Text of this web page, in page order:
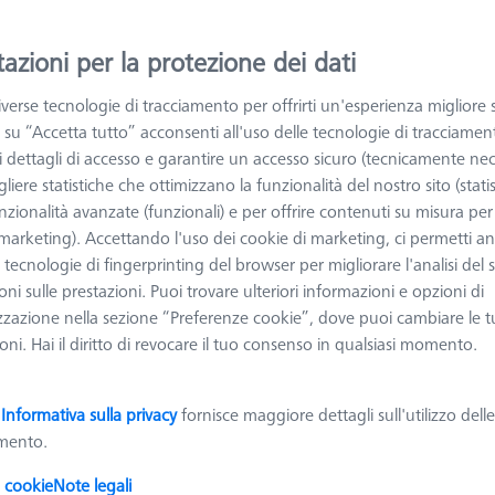
Ordinare
Kit STARTER sistema bloccaggio
OmniFix, 50 mm, 13 pezzi
626170-0011-128
Tipologia di prodotto Settare Materiale
Alluminio
Applicazione
Montare
regolabile
per la protezione dei dati
tecnologie di tracciamento per offrirti un'esperienza migliore
su “Accetta tutto” acconsenti all'uso delle tecnologie di
dettagli di accesso e garantire un accesso sicuro (tecnicamente
statistiche che ottimizzano la funzionalità del nostro sito
avanzate (funzionali) e per offrire contenuti su misura
Accettando l'uso dei cookie di marketing, ci permetti
tecnologie di fingerprinting del browser per migliorare l'analisi del
sulle prestazioni. Puoi trovare ulteriori informazioni e opzioni di
nella sezione “Preferenze cookie”, dove puoi cambiare le
Hai il diritto di revocare il tuo consenso in qualsiasi momento.
Informativa sulla privacyfornisce maggiore dettagli sull'utilizzo
cookieNote legali